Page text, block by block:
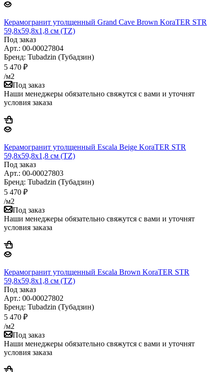
Керамогранит утолщенный Grand Cave Brown KoraTER STR
59,8x59,8х1,8 см (TZ)
Под заказ
Арт.: 00-00027804
Бренд: Tubadzin (Тубадзин)
5 470 ₽
/м2
Под заказ
Наши менеджеры обязательно свяжутся с вами и уточнят
условия заказа
Керамогранит утолщенный Escala Beige KoraTER STR
59,8x59,8х1,8 см (TZ)
Под заказ
Арт.: 00-00027803
Бренд: Tubadzin (Тубадзин)
5 470 ₽
/м2
Под заказ
Наши менеджеры обязательно свяжутся с вами и уточнят
условия заказа
Керамогранит утолщенный Escala Brown KoraTER STR
59,8x59,8х1,8 см (TZ)
Под заказ
Арт.: 00-00027802
Бренд: Tubadzin (Тубадзин)
5 470 ₽
/м2
Под заказ
Наши менеджеры обязательно свяжутся с вами и уточнят
условия заказа